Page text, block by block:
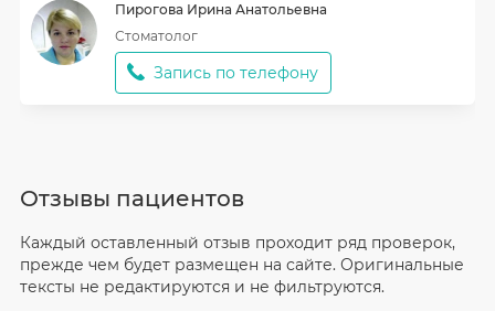
Пирогова Ирина Анатольевна
Стоматолог
Запись по телефону
Отзывы пациентов
Каждый оставленный отзыв проходит ряд проверок,
прежде чем будет размещен на сайте. Оригинальные
тексты не редактируются и не фильтруются.